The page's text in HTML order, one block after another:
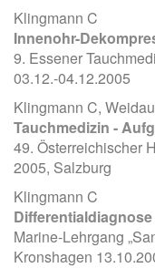
Klingmann C
Innenohr-
9. Essener
03.12.-04.12.2005
Klingmann C,
Tauchmedizin -
49. Österreichischer
2005, Salzburg
Klingmann C
Marine-Lehrgang
Kronshagen